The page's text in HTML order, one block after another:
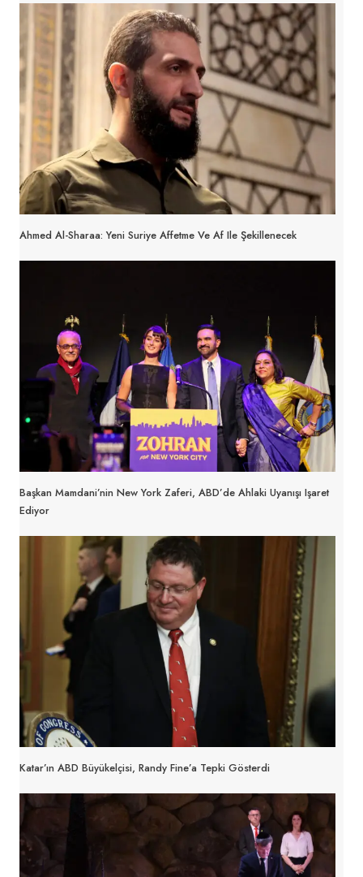
Ahmed Al-Sharaa: Yeni Suriye Affetme Ve Af Ile Şekillenecek
Başkan Mamdani’nin New York Zaferi, ABD’de Ahlaki Uyanışı Işaret
Ediyor
Katar’ın ABD Büyükelçisi, Randy Fine’a Tepki Gösterdi